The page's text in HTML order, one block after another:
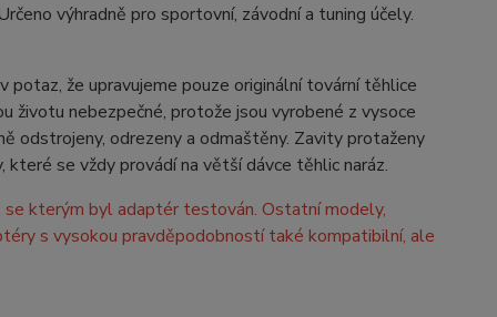
výhradně pro sportovní, závodní a tuning účely.
že upravujeme pouze originální tovární těhlice
životu nebezpečné, protože jsou vyrobené z vysoce
odstrojeny, odrezeny a odmaštěny. Zavity protaženy
se vždy provádí na větší dávce těhlic naráz.
kterým byl adaptér testován. Ostatní modely,
s vysokou pravděpodobností také kompatibilní, ale